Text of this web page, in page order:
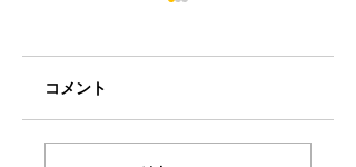
コメント